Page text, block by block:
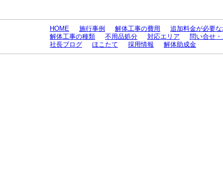
HOME 施行事例 解体工事の費用
追加料金が必要
解体工事の種類
不用品処分 対応エリア
問い合せ
社長ブログ
ほこたて 採用情報 解体助成金